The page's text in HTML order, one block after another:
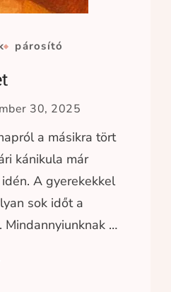
párosító
30, 2025
a másikra tört
kánikula már
A gyerekekkel
sok időt a
Mindannyiunknak …